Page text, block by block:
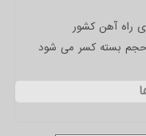
راه آهن کشور
حجم بسته کسر می شود